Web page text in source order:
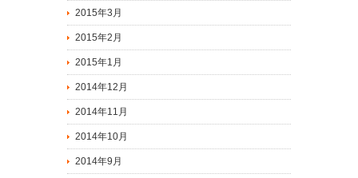
2015年3月
2015年2月
2015年1月
2014年12月
2014年11月
2014年10月
2014年9月